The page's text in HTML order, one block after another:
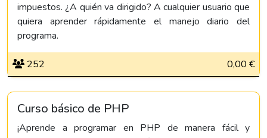
impuestos. ¿A quién va dirigido? A cualquier usuario que
quiera aprender rápidamente el manejo diario del
programa.
252 0,00 €
Curso básico de PHP
¡Aprende a programar en PHP de manera fácil y